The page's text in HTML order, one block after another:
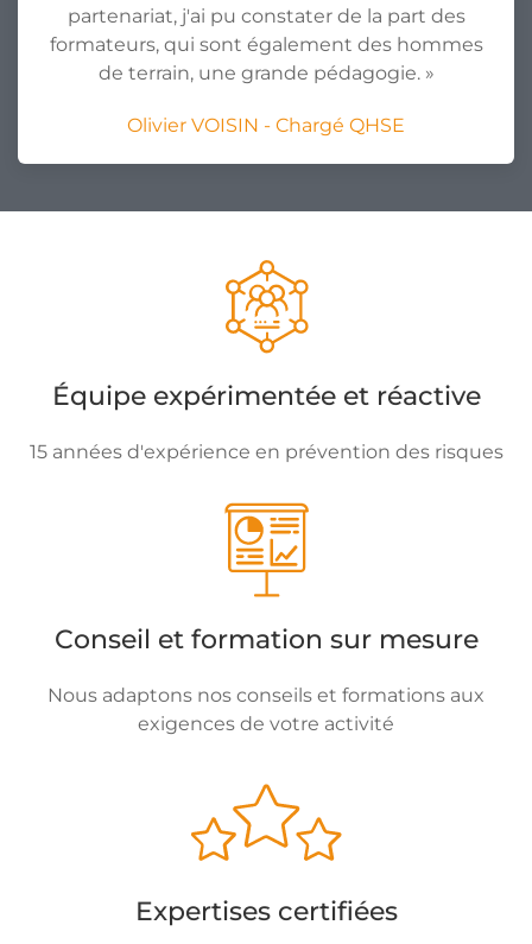
partenariat, j'ai pu constater de la part des
formateurs, qui sont également des hommes
de terrain, une grande pédagogie. »
Olivier VOISIN - Chargé QHSE
Équipe expérimentée et réactive
15 années d'expérience en prévention des risques
Conseil et formation sur mesure
Nous adaptons nos conseils et formations aux
exigences de votre activité
Expertises certifiées